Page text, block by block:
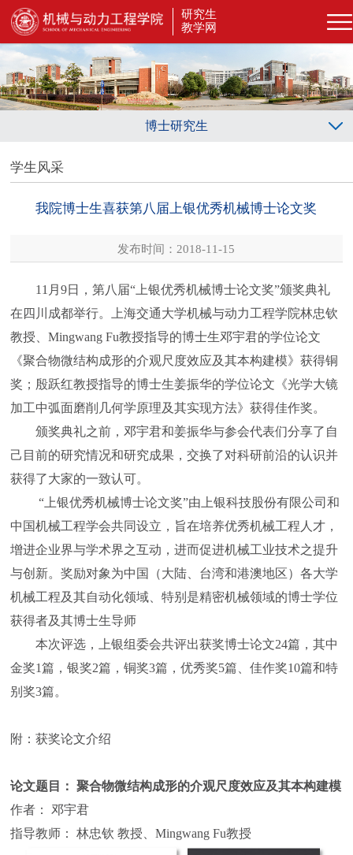
研究生
教学网
博士研究生
学生风采
我院博士生喜获第八届上银优秀机械博士论文奖
发布时间：2018-11-15
11月9日，第八届“上银优秀机械博士论文奖”颁奖典礼
在四川成都举行。上海交通大学机械与动力工程学院林忠钦
教授、Mingwang Fu教授指导的博士生邓宇君的学位论文
《聚合物微结构成形的介观尺度效应及其本构建模》获得铜
奖；殷跃红教授指导的博士生姜振华的学位论文《光学大镜
加工中弧面磨削几何学原理及其实现方法》获得佳作奖。
颁奖典礼之前，邓宇君和姜振华与参会代表们分享了自
己目前的研究情况和研究成果，交换了对科研前沿的认识并
获得了大家的一致认可。
“上银优秀机械博士论文奖”由上银科技股份有限公司和
中国机械工程学会共同设立，旨在培养优秀机械工程人才，
增进企业界与学术界之互动，进而促进机械工业技术之提升
与创新。奖励对象为中国（大陆、台湾和港澳地区）各大学
机械工程及其自动化领域、特别是精密机械领域的博士学位
获得者及其博士生导师
本次评选，上银组委会共评出获奖博士论文24篇，其中
金奖1篇，银奖2篇，铜奖3篇，优秀奖5篇、佳作奖10篇和特
别奖3篇。
附：获奖论文介绍
论文题目： 聚合物微结构成形的介观尺度效应及其本构建模
作者： 邓宇君
指导教师： 林忠钦 教授、Mingwang Fu教授